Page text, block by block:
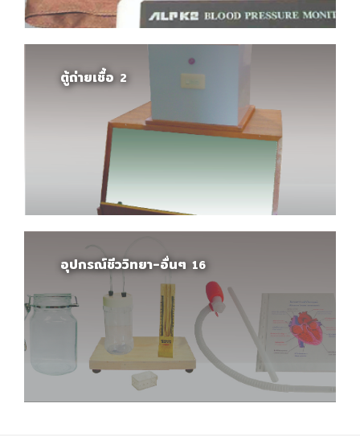
ตู้ถ่ายเชื้อ 2
อุปกรณ์ชีววิทยา-อื่นๆ 16